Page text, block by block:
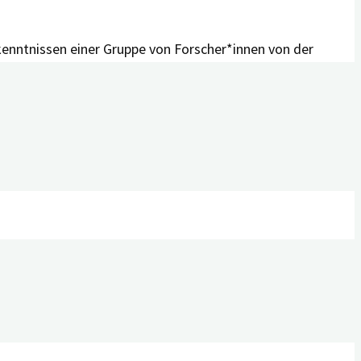
einer Gruppe von Forscher*innen von der
Betreuung sowie Symptome oder
Begründung sowie eine ausführliche Übersicht
und Arabisch zur Verfügung. „Mit dem
aller zu stärken,“ fasst Peter Kolominsky-